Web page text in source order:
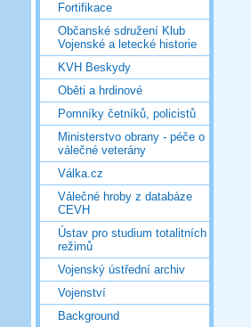
Fortifikace
Občanské sdružení Klub
Vojenské a letecké historie
KVH Beskydy
Oběti a hrdinové
Pomníky četníků, policistů
Ministerstvo obrany - péče o
válečné veterány
Válka.cz
Válečné hroby z databáze
CEVH
Ústav pro studium totalitních
režimů
Vojenský ústřední archiv
Vojenství
Background